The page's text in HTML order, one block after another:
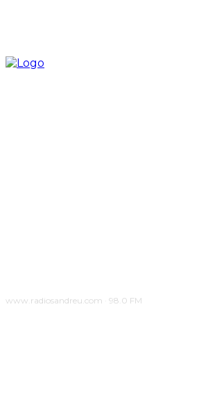
www.radiosandreu.com · 98.0 FM